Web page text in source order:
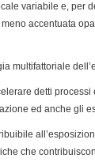
variabile e,
accentuata
multifattoriale
detti
ed anche gli
che